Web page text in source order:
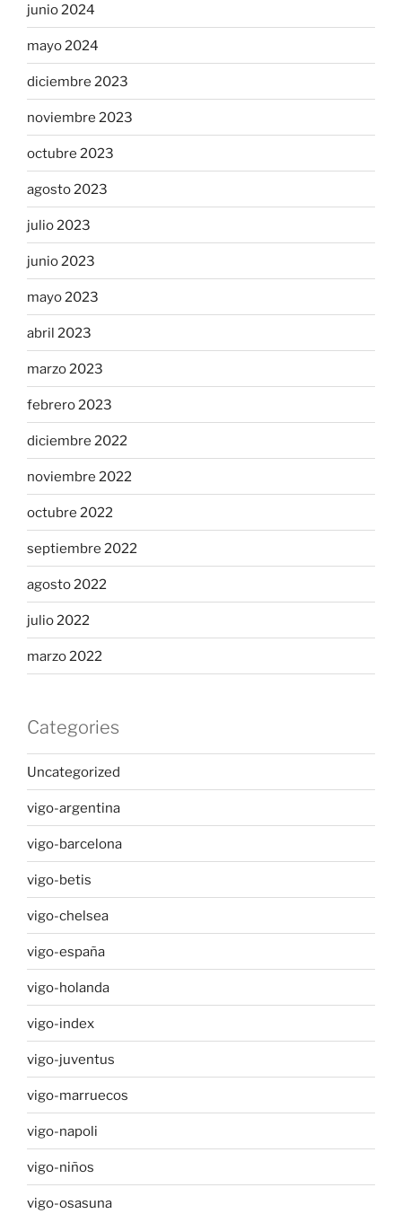
junio 2024
mayo 2024
diciembre 2023
noviembre 2023
octubre 2023
agosto 2023
julio 2023
junio 2023
mayo 2023
abril 2023
marzo 2023
febrero 2023
diciembre 2022
noviembre 2022
octubre 2022
septiembre 2022
agosto 2022
julio 2022
marzo 2022
Categories
Uncategorized
vigo-argentina
vigo-barcelona
vigo-betis
vigo-chelsea
vigo-españa
vigo-holanda
vigo-index
vigo-juventus
vigo-marruecos
vigo-napoli
vigo-niños
vigo-osasuna